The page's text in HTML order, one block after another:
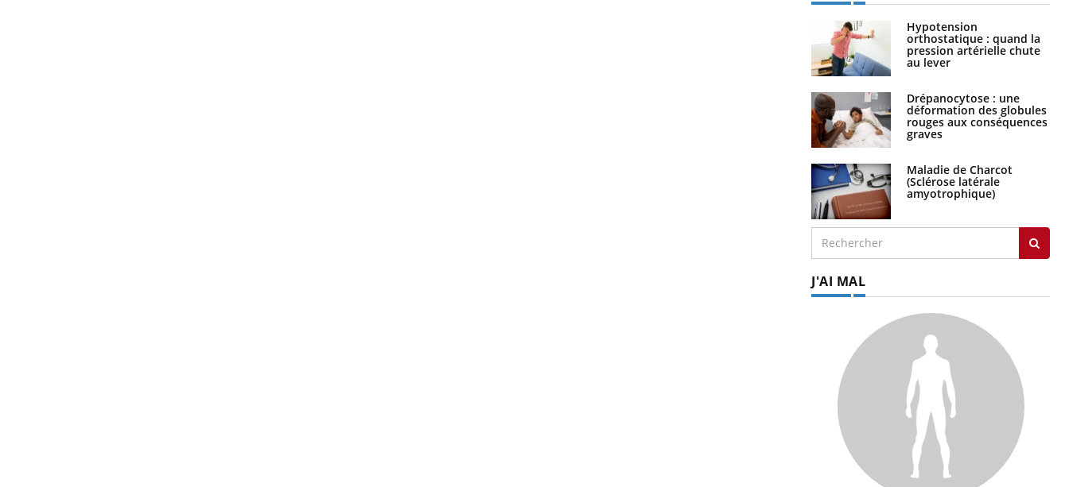
Hypotension
orthostatique : quand la
pression artérielle chute
au lever
Drépanocytose : une
déformation des globules
rouges aux conséquences
graves
Maladie de Charcot
(Sclérose latérale
amyotrophique)
J'AI MAL